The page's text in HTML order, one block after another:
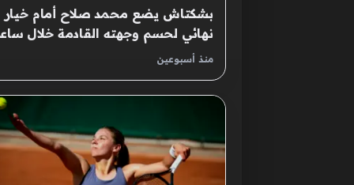
بشكتاش يضع محمد صلاح أمام خيار
نهائي لحسم وجهته القادمة خلال
منذ أسبوعين